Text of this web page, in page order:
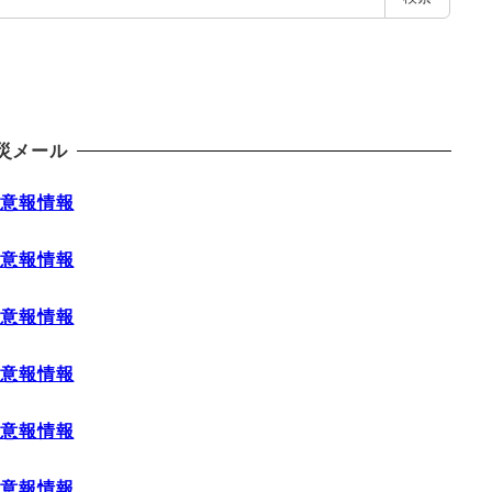
メール
報情報
報情報
報情報
報情報
報情報